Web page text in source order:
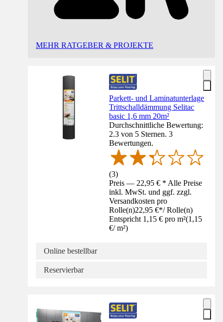
MEHR RATGEBER & PROJEKTE
Parkett- und Laminatunterlage
Trittschalldämmung Selitac
basic 1,6 mm 20m²
Durchschnittliche Bewertung:
2.3 von 5 Sternen. 3
Bewertungen.
(3)
Preis — 22,95 € * Alle Preise
inkl. MwSt. und ggf. zzgl.
Versandkosten pro
Rolle(n)22,95 €*/ Rolle(n)
Entspricht 1,15 € pro m²(1,15
€/ m²)
Online bestellbar
Reservierbar